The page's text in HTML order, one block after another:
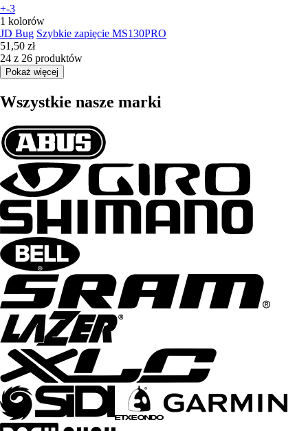
+-3
1 kolorów
JD Bug Szybkie zapięcie MS130PRO
51,50 zł
24 z 26 produktów
Pokaż więcej
Wszystkie nasze marki